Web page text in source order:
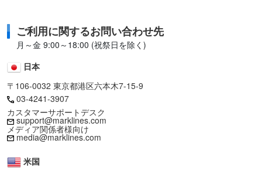
ご利用に関するお問い合わせ先
月～金 9:00～18:00 (祝祭日を除く)
日本
〒106-0032 東京都港区六本木7-15-9
03-4241-3907
カスタマーサポートデスク
support@marklines.com
メディア関係者様向け
media@marklines.com
米国